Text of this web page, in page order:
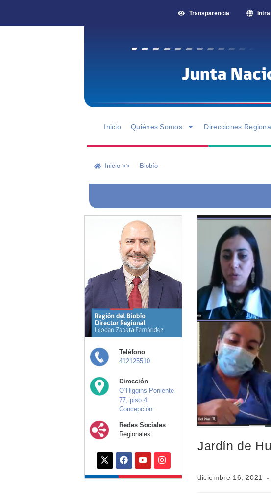
Transparencia
Inicio Quiénes Somos Direcciones
Inicio >> Biobío
Teléfono
412125510
Dirección
O´Higgins Poniente
77, piso 4,
Concepción.
Redes Sociales
Regionales
Jardín de
diciembre 16, 2021